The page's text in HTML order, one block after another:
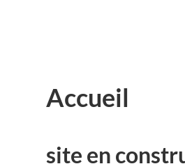
Accueil
site en